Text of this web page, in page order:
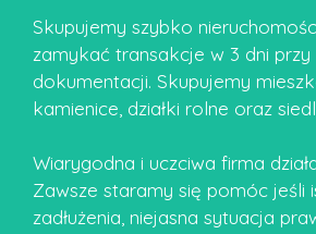
Skupujemy szybko
zamykać transakcje w 3 dni
dokumentacji. Skupujemy
kamienice, działki rolne oraz
Wiarygodna i uczciwa firma
Zawsze staramy się pomóc jeśli
zadłużenia, niejasna sytuacja